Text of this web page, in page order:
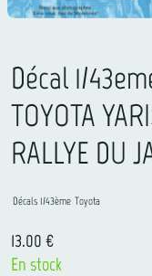
Décal 1/
TOYOTA
RALLYE DU
Décals 1/43ème Toyota
13.00 €
En stock